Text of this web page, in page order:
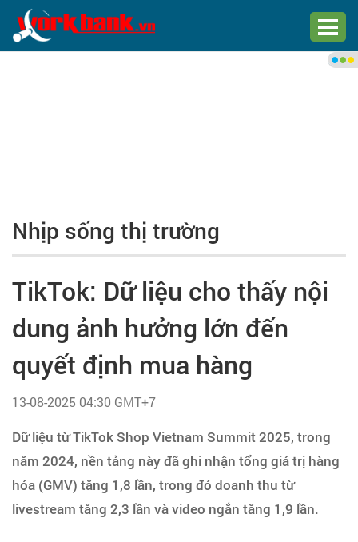
Trang chủ
Tìm việc làm
Tạo hồ sơ
Cẩm nang việc làm
Bạn cần tuyển người
Nhà tuyển dụng
Nhịp sống thị trường
TikTok: Dữ liệu cho thấy nội
dung ảnh hưởng lớn đến
quyết định mua hàng
13-08-2025 04:30 GMT+7
Dữ liệu từ TikTok Shop Vietnam Summit 2025, trong
năm 2024, nền tảng này đã ghi nhận tổng giá trị hàng
hóa (GMV) tăng 1,8 lần, trong đó doanh thu từ
livestream tăng 2,3 lần và video ngắn tăng 1,9 lần.